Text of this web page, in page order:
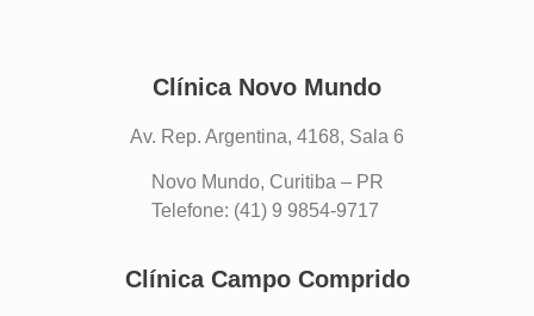
Clínica Novo Mundo
Av. Rep. Argentina, 4168, Sala 6
Novo Mundo, Curitiba – PR
Telefone: (41) 9 9854-9717
Clínica Campo Comprido